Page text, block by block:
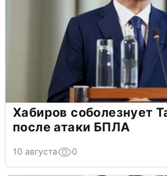
Хабиров соболезнует
после атаки БПЛА
10 августа 0